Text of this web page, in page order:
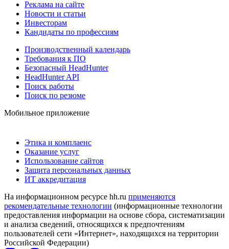
Реклама на сайте
Новости и статьи
Инвесторам
Кандидаты по профессиям
Производственный календарь
Требования к ПО
Безопасный HeadHunter
HeadHunter API
Поиск работы
Поиск по резюме
Мобильное приложение
Этика и комплаенс
Оказание услуг
Использование сайтов
Защита персональных данных
ИТ аккредитация
На информационном ресурсе hh.ru применяются
рекомендательные технологии (информационные технологии
предоставления информации на основе сбора, систематизации
и анализа сведений, относящихся к предпочтениям
пользователей сети «Интернет», находящихся на территории
Российской Федерации)